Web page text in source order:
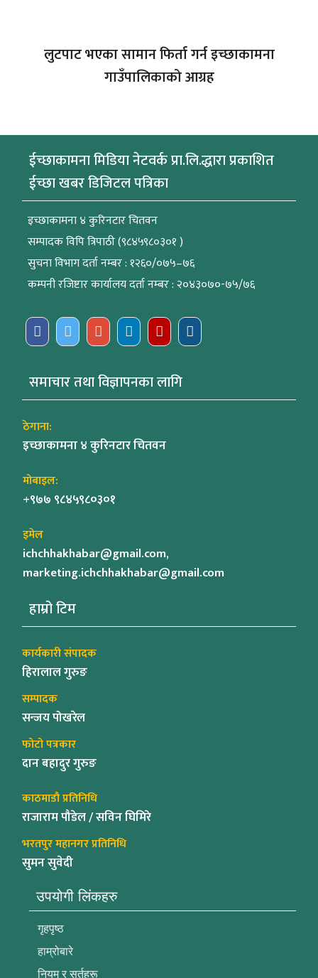
लुटपाट भएका सामान फिर्ता गर्न इच्छाकामना
गाउँपालिकाको आग्रह
ईच्छाकामना मिडिया नेटवर्क प्रा.लि.द्धारा प्रकाशित
ईच्छा खबर डिजिटल पत्रिका
इच्छाकामना ४ कुरिनटार चितवन
सम्पादक विपि त्रिपाठी (९८४५९८०३०१ )
सुचना विभाग दर्ता नम्बर : १२६०/०७५–७६
कम्पनी रजिष्टार कार्यालय दर्ता नम्बर : २०४३०७०-७५/७६
समाचार तथा विज्ञापनका लागि
ठेगाना:
इच्छाकामना ४ कुरिनटार चितवन
मोबाइल:
+९७७ ९८४५९८०३०१
इमेल
ichchhakhabar@gmail.com,
marketing.ichchhakhabar@gmail.com
हाम्रो टिम
कार्यकारी संपादक
हिरालाल गुरुङ
सम्पादक
सन्जय पोखरेल
फोटो पत्रकार
दान बहादुर गुरुङ
काठमाडौ प्रतिनिधि
राजाराम पौडेल / सविन घिमिरे
भरतपुर महानगर प्रतिनिधि
सुमन सुवेदी
उपयोगी लिंकहरु
गृहपृष्ठ
हाम्रोबारे
नियम र सर्तहरू